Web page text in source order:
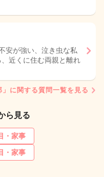
安が強い、泣き虫な私
近くに住む両親と離れ
」に関する質問一覧を見る
ら見る
・家事
・家事